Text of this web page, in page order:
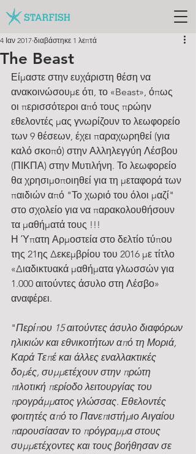
The Beast
4 Ιαν 2017 διαβάστηκε 1 λεπτά
Είμαστε στην ευχάριστη θέση να
ανακοινώσουμε ότι, το «Beast», όπως
οι περισσότεροι από τους πρώην
εθελοντές μας γνωρίζουν το λεωφορείο
των 9 θέσεων, έχει παραχωρηθεί (για
καλό σκοπό) στην Αλληλεγγύη Λέσβου
(ΠΙΚΠΑ) στην Μυτιλήνη. Το λεωφορείο
θα χρησιμοποιηθεί για τη μεταφορά των
παιδιών από "Το χωριό του όλοι μαζί"
στο σχολείο για να παρακολουθήσουν
τα μαθήματά τους !!!
Η Ύπατη Αρμοστεία στο δελτίο τύπου
της 21ης Δεκεμβρίου του 2016 με τίτλο
«Διαδικτυακά μαθήματα γλωσσών για
1.000 αιτούντες άσυλο στη Λέσβο»
αναφέρει.
"Περίπου 15 αιτούντες άσυλο διαφόρων
ηλικιών και εθνικοτήτων από τη Μοριά,
Καρά Τεπέ και άλλες εναλλακτικές
δομές, συμμετέχουν στην πρώτη
πιλοτική περίοδο λειτουργίας του
προγράμματος γλώσσας. Εθελοντές
φοιτητές από το Πανεπιστήμιο Αιγαίου
παρουσίασαν το πρόγραμμα στους
συμμετέχοντες και τους βοήθησαν σε